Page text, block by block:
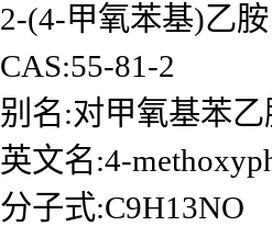
2-(4-甲氧苯基)乙胺
CAS:55-81-2
别名:对甲氧基苯
英文名:4-
分子式:C9H13NO